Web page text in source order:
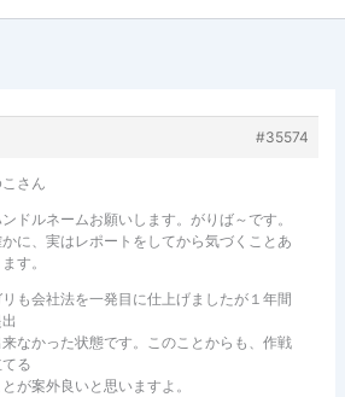
#35574
さん
ドルネームお願いします。がりば～です。
かに、実はレポートをしてから気づくことあ
す。
リも会社法を一発目に仕上げましたが１年間
来なかった状態です。このことからも、作戦
てる
とが案外良いと思いますよ。